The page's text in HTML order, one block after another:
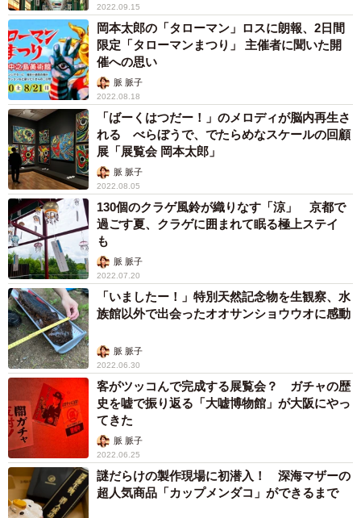
2022.09.15
岡本太郎の「タローマン」ロスに朗報、2日間
限定「タローマンまつり」 主催者に聞いた開
催への思い
脈 脈子
2022.08.18
「ばーくはつだー！」のメロディが脳内再生さ
れる べらぼうで、でたらめなスケールの回顧
展「展覧会 岡本太郎」
脈 脈子
2022.08.05
130個のクラゲ風鈴が織りなす「涼」 京都で
過ごす夏、クラゲに囲まれて眠る極上ステイ
も
脈 脈子
2022.07.20
「いましたー！」特別天然記念物を生観察、水
族館以外で出会ったオオサンショウウオに感動
脈 脈子
2022.06.30
客がツッコんで完成する展覧会？ ガチャの歴
史を嘘で振り返る「大嘘博物館」が大阪にやっ
てきた
脈 脈子
2022.06.25
謎だらけの製作現場に初潜入！ 深海マザーの
超人気商品「カップメンダコ」ができるまで